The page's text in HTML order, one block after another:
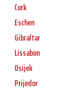
Cork
Eschen
Gibraltar
Lissabon
Osijek
Prijedor